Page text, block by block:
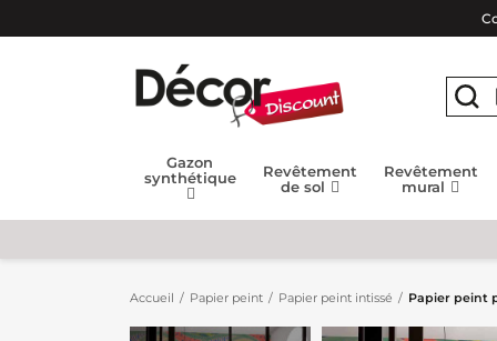
Gazon
synthétique
Revêtement
de sol
Revêtement
mural
Accueil Papier peint Papier peint intissé Papier peint